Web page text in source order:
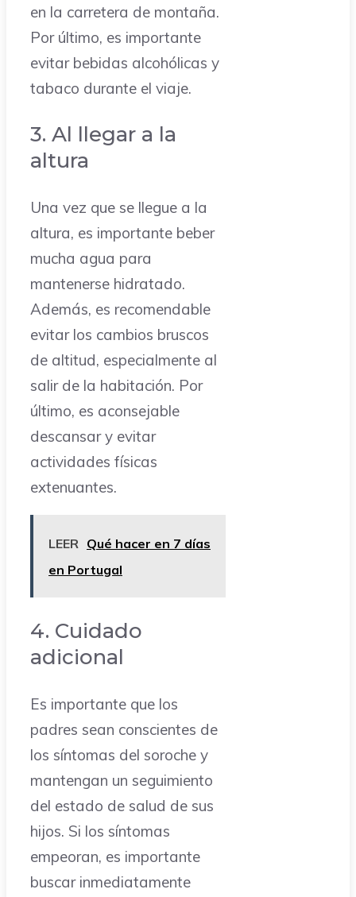
en la carretera de montaña.
Por último, es importante
evitar bebidas alcohólicas y
tabaco durante el viaje.
3. Al llegar a la
altura
Una vez que se llegue a la
altura, es importante beber
mucha agua para
mantenerse hidratado.
Además, es recomendable
evitar los cambios bruscos
de altitud, especialmente al
salir de la habitación. Por
último, es aconsejable
descansar y evitar
actividades físicas
extenuantes.
LEER Qué hacer en 7 días
en Portugal
4. Cuidado
adicional
Es importante que los
padres sean conscientes de
los síntomas del soroche y
mantengan un seguimiento
del estado de salud de sus
hijos. Si los síntomas
empeoran, es importante
buscar inmediatamente